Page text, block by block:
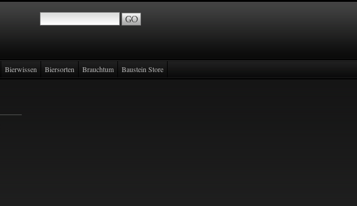
Bierwissen Biersorten Brauchtum Baustein Store